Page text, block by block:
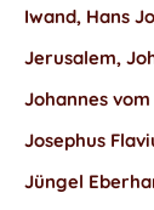
Iwand, Hans
Jerusalem,
Johannes
Josephus
Jüngel